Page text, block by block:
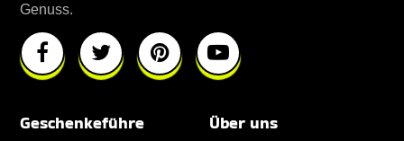
Genuss.
Geschenkeführe Über uns